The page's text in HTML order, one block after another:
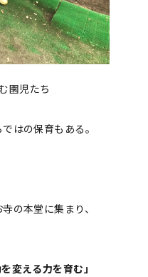
園児たち
はの保育もある。
の本堂に集まり、
変える力を育む」